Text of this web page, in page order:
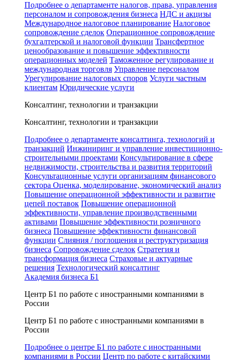
Подробнее о департаменте налогов, права, управления
персоналом и сопровождения бизнеса НДС и акцизы
Международное налоговое планирование Налоговое
сопровождение сделок Операционное сопровождение
бухгалтерской и налоговой функции Трансфертное
ценообразование и повышение эффективности
операционных моделей Таможенное регулирование и
международная торговля Управление персоналом
Урегулирование налоговых споров Услуги частным
клиентам Юридические услуги
Консалтинг, технологии и транзакции
Консалтинг, технологии и транзакции
Подробнее о департаменте консалтинга, технологий и
транзакций Инжиниринг и управление инвестиционно-
строительными проектами Консультирование в сфере
недвижимости, строительства и развития территорий
Консультационные услуги организациям финансового
сектора Оценка, моделирование, экономический анализ
Повышение операционной эффективности и развитие
цепей поставок Повышение операционной
эффективности, управление производственными
активами Повышение эффективности розничного
бизнеса Повышение эффективности финансовой
функции Слияния / поглощения и реструктуризация
бизнеса Сопровождение сделок Стратегия и
трансформация бизнеса Страховые и актуарные
решения Технологический консалтинг
Академия бизнеса Б1
Центр Б1 по работе с иностранными компаниями в
России
Центр Б1 по работе с иностранными компаниями в
России
Подробнее о центре Б1 по работе с иностранными
компаниями в России Центр по работе с китайскими